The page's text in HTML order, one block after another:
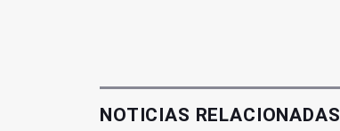
NOTICIAS RELACIONADAS